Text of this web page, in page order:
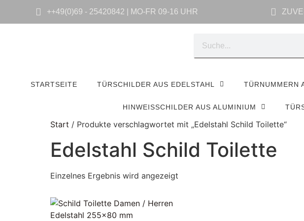
++49(0)69 - 25420842 | MO-FR 09-16 UHR
STARTSEITE TÜRSCHILDER AUS EDELSTAHL TÜRNUMMERN
HINWEISSCHILDER AUS ALUMINIUM
Start / Produkte verschlagwortet mit „Edelstahl Schild Toilette“
Edelstahl Schild Toilette
Einzelnes Ergebnis wird angezeigt